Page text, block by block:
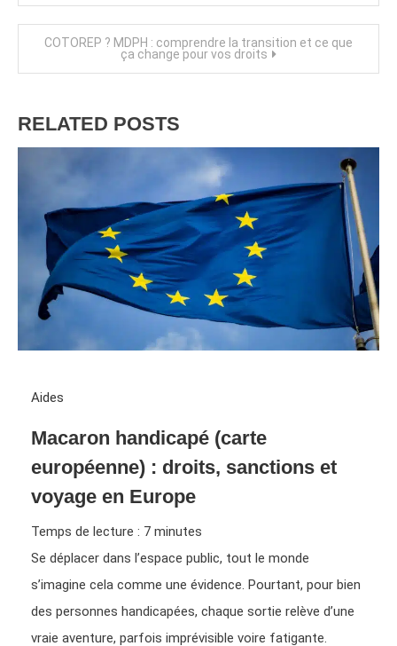
de
l’article
COTOREP ? MDPH : comprendre la transition et ce que
ça change pour vos droits
RELATED POSTS
Aides
Macaron handicapé (carte
européenne) : droits, sanctions et
voyage en Europe
Temps de lecture : 7 minutes
Se déplacer dans l’espace public, tout le monde
s’imagine cela comme une évidence. Pourtant, pour bien
des personnes handicapées, chaque sortie relève d’une
vraie aventure, parfois imprévisible voire fatigante.